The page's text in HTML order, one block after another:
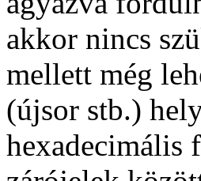
akkor nincs
mellett még
(újsor stb.)
hexadecimális